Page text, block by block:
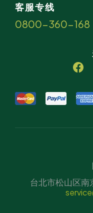
客服专线
0800-360-168
台北市松山区